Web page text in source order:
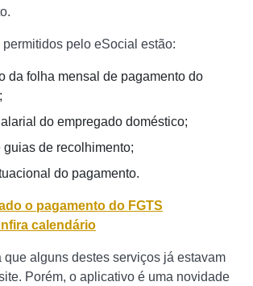
permitidos pelo eSocial estão:
da folha mensal de pagamento do
do empregado doméstico;
guias de recolhimento;
do pagamento.
o pagamento do FGTS
calendário
que alguns destes serviços já estavam
Porém, o aplicativo é uma novidade